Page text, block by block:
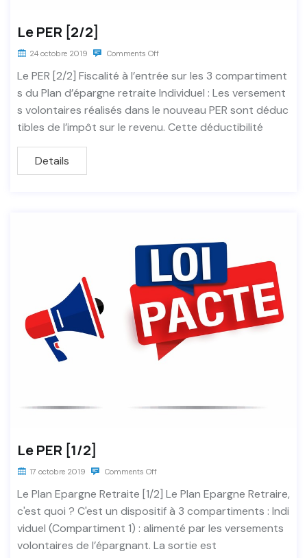
Le PER [2/2]
24 octobre 2019 Comments Off
Le PER [2/2] Fiscalité à l’entrée sur les 3 compartiment
s du Plan d’épargne retraite Individuel : Les versement
s volontaires réalisés dans le nouveau PER sont déduc
tibles de l’impôt sur le revenu. Cette déductibilité
Details
Le PER [1/2]
17 octobre 2019 Comments Off
Le Plan Epargne Retraite [1/2] Le Plan Epargne Retraire,
c'est quoi ? C'est un dispositif à 3 compartiments : Indi
viduel (Compartiment 1) : alimenté par les versements
volontaires de l’épargnant. La sortie est